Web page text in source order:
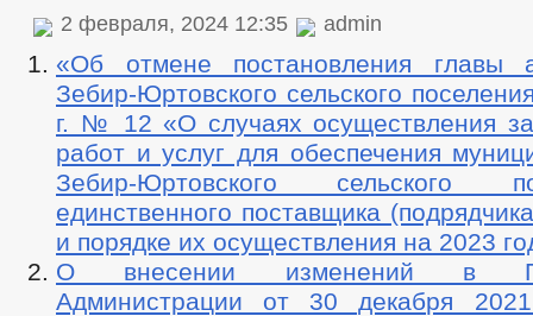
2 февраля, 2024 12:35 admin
«Об отмене постановления главы
Зебир-Юртовского сельского
г. № 12 «О случаях осуществления
работ и услуг для обеспечения
Зебир-Юртовского сельского
единственного поставщика
и порядке их осуществления на 2023
О внесении изменений в
Администрации от 30 декабря